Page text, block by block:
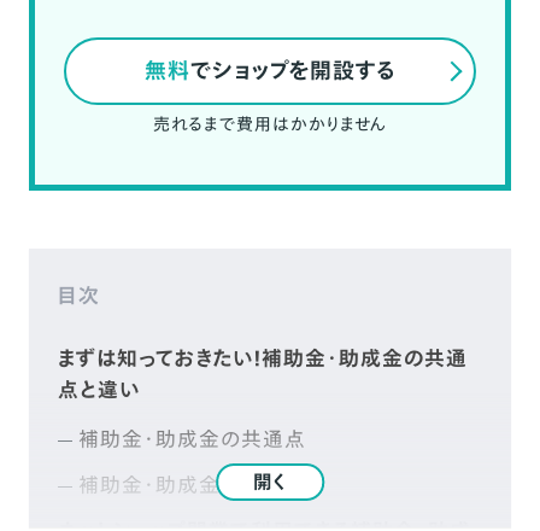
無料でショップを開設する
売れるまで費用はかかりません
目次
まずは知っておきたい！補助金・助成金の共通
点と違い
補助金・助成金の共通点
補助金・助成金の違い
開く